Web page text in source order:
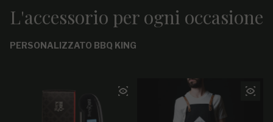
L'accessorio per ogni occasione
PERSONALIZZATO BBQ KING